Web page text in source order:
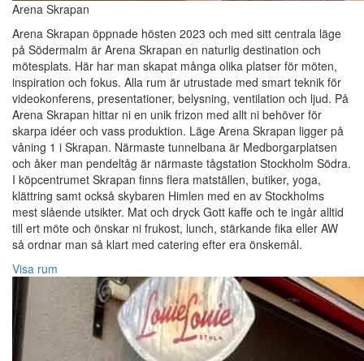
Arena Skrapan
Arena Skrapan öppnade hösten 2023 och med sitt centrala läge
på Södermalm är Arena Skrapan en naturlig destination och
mötesplats. Här har man skapat många olika platser för möten,
inspiration och fokus. Alla rum är utrustade med smart teknik för
videokonferens, presentationer, belysning, ventilation och ljud. På
Arena Skrapan hittar ni en unik frizon med allt ni behöver för
skarpa idéer och vass produktion. Läge Arena Skrapan ligger på
våning 1 i Skrapan. Närmaste tunnelbana är Medborgarplatsen
och åker man pendeltåg är närmaste tågstation Stockholm Södra.
I köpcentrumet Skrapan finns flera matställen, butiker, yoga,
klättring samt också skybaren Himlen med en av Stockholms
mest slående utsikter. Mat och dryck Gott kaffe och te ingår alltid
till ert möte och önskar ni frukost, lunch, stärkande fika eller AW
så ordnar man så klart med catering efter era önskemål.
Visa rum